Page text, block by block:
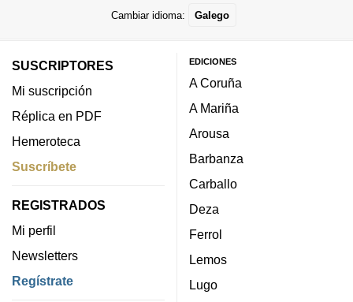
Cambiar idioma: Galego
SUSCRIPTORES
Mi suscripción
Réplica en PDF
Hemeroteca
Suscríbete
REGISTRADOS
Mi perfil
Newsletters
Regístrate
EDICIONES
A Coruña
A Mariña
Arousa
Barbanza
Carballo
Deza
Ferrol
Lemos
Lugo